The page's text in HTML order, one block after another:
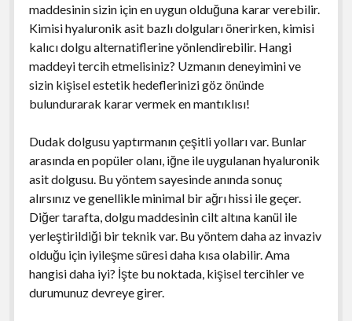
maddesinin sizin için en uygun olduğuna karar verebilir.
Kimisi hyaluronik asit bazlı dolguları önerirken, kimisi
kalıcı dolgu alternatiflerine yönlendirebilir. Hangi
maddeyi tercih etmelisiniz? Uzmanın deneyimini ve
sizin kişisel estetik hedeflerinizi göz önünde
bulundurarak karar vermek en mantıklısı!
Dudak dolgusu yaptırmanın çeşitli yolları var. Bunlar
arasında en popüler olanı, iğne ile uygulanan hyaluronik
asit dolgusu. Bu yöntem sayesinde anında sonuç
alırsınız ve genellikle minimal bir ağrı hissi ile geçer.
Diğer tarafta, dolgu maddesinin cilt altına kanül ile
yerleştirildiği bir teknik var. Bu yöntem daha az invaziv
olduğu için iyileşme süresi daha kısa olabilir. Ama
hangisi daha iyi? İşte bu noktada, kişisel tercihler ve
durumunuz devreye girer.